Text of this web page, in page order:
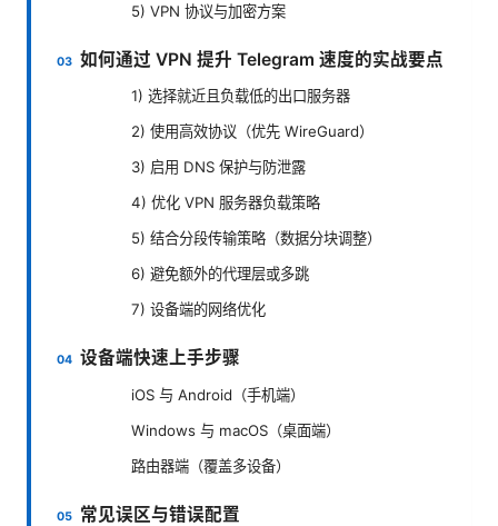
5) VPN 协议与加密方案
如何通过 VPN 提升 Telegram 速度的实战要点
1) 选择就近且负载低的出口服务器
2) 使用高效协议（优先 WireGuard）
3) 启用 DNS 保护与防泄露
4) 优化 VPN 服务器负载策略
5) 结合分段传输策略（数据分块调整）
6) 避免额外的代理层或多跳
7) 设备端的网络优化
设备端快速上手步骤
iOS 与 Android（手机端）
Windows 与 macOS（桌面端）
路由器端（覆盖多设备）
常见误区与错误配置